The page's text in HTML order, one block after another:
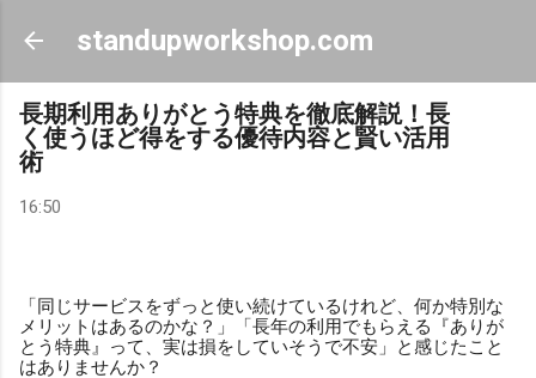
スキップしてメイン コンテンツに移動
standupworkshop.com
長期利用ありがとう特典を徹底解説！長
く使うほど得をする優待内容と賢い活用
術
16:50
「同じサービスをずっと使い続けているけれど、何か特別な
メリットはあるのかな？」「長年の利用でもらえる『ありが
とう特典』って、実は損をしていそうで不安」と感じたこと
はありませんか？